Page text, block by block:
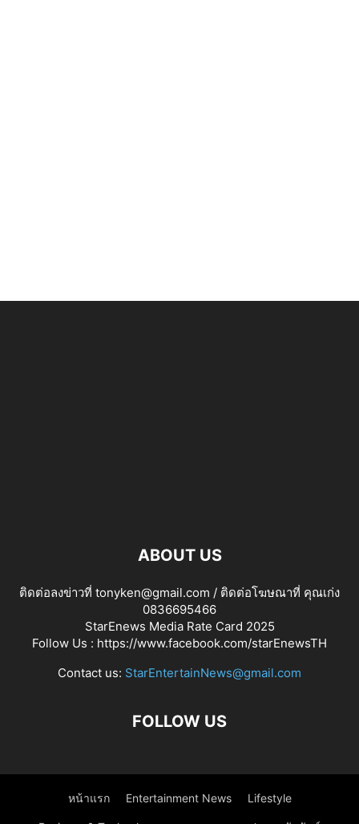
ABOUT US
ติดต่อลงข่าวที่ tonyken@gmail.com / ติดต่อโฆษณาที่ คุณเก่ง
0836695466
StarEnews Media Rate Card 2025
Follow Us : https://www.facebook.com/starEnewsTH
Contact us: StarEntertainNews@gmail.com
FOLLOW US
หน้าแรก Entertainment News Lifestyle